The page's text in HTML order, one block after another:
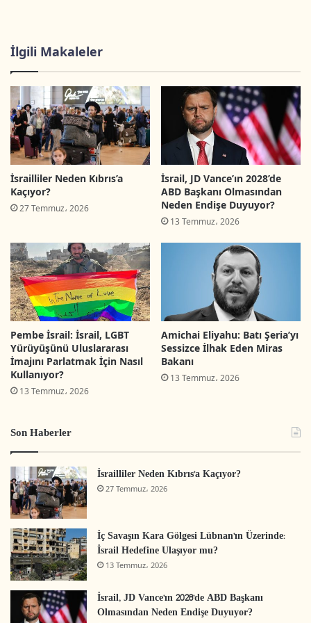
İsrail Eğitim bakanlığının vatandaşlık dersine
Yahudiliğin ve Siyonizm’in ilkelerinin derç
edilmesiyle ilgili devam eden protestolar da
diğer bir gündem konusuydu.
İsrail toplumunda sınıflar arasında zengin ile
fakir arasındaki uçurumunun artması ve gelir
dağılımı konusu da bu ay gündemi meşgul eden
Ortodoks Yahudi cemaatleri tarafından yasak
görülmesine rağmen reformcu “Mübekki
kadınları” grubunun isteği üzerine
Netanyahu’nun El buraq meydanında kadınlara
erkeklerle birlikte salat etmelerine izin vermesi
de çok tartışma yarattı.
Neşet Melhem’in gerçekleştirdiği Tel Aviv eylemi
ve bunun sonuçları 2016 yılı başındaki Ocak
ayında İsrail gündemini meşgul eden en önemli
olay olmuştur. İşgal altındaki topraklarda Filistin
asıllı olan Melhem Wadi Ara’da ikamet ediyordu.
İsrail vatandaşı olan Babası 30 yıl orduda görev
yapmıştır. Bu olay, İsrail siyasi partilerinde büyük
tartışmalara yol açmıştır. İsrail içindeki
Filistinlere karşı denetimlerin sıklaştırılması
İlgili Makaleler
İsrailliler Neden Kıbrıs’a
Kaçıyor?
27 Temmuz، 2026
İsrail, JD Vance’ın 2028’de
ABD Başkanı Olmasından
Neden Endişe Duyuyor?
13 Temmuz، 2026
Pembe İsrail: İsrail, LGBT
Yürüyüşünü Uluslararası
İmajını Parlatmak İçin Nasıl
Kullanıyor?
13 Temmuz، 2026
Amichai Eliyahu: Batı Şeria’yı
Sessizce İlhak Eden Miras
Bakanı
13 Temmuz، 2026
Son Haberler
İsrailliler Neden Kıbrıs’a Kaçıyor?
27 Temmuz، 2026
İç Savaşın Kara Gölgesi Lübnan’ın Üzerinde:
İsrail Hedefine Ulaşıyor mu?
13 Temmuz، 2026
İsrail, JD Vance’ın 2028’de ABD Başkanı
Olmasından Neden Endişe Duyuyor?